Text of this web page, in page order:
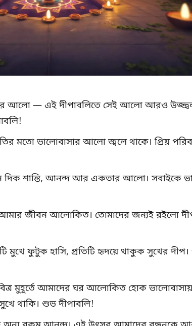
আলো — এই দীপাবলিতে সেই আলো আরও
মতো ভালোবাসার আলো জ্বলে থাকে। প্রিয়
দিক শান্তি, আনন্দ আর একতার আলো। সবাইকে
আমার জীবন আলোকিত। তোমাদের জন্যই রইলো
মুখে ফুটুক হাসি, প্রতিটি হৃদয়ে থাকুক সুখের
মুহূর্তে আমাদের ঘর আলোকিত হোক
থাকি। শুভ দীপাবলি!